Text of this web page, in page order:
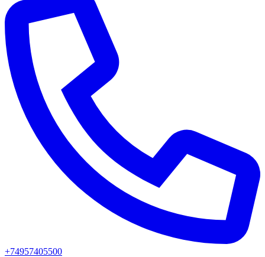
+74957405500